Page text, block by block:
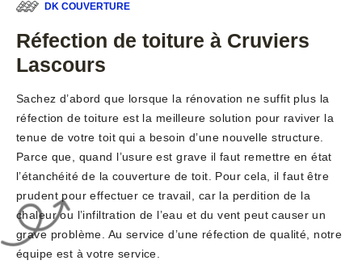
DK COUVERTURE
Réfection de toiture à Cruviers
Lascours
Sachez d’abord que lorsque la rénovation ne suffit plus la
réfection de toiture est la meilleure solution pour raviver la
tenue de votre toit qui a besoin d’une nouvelle structure.
Parce que, quand l’usure est grave il faut remettre en état
l’étanchéité de la couverture de toit. Pour cela, il faut être
prudent pour effectuer ce travail, car la perdition de la
chaleur ou l’infiltration de l’eau et du vent peut causer un
grave problème. Au service d’une réfection de qualité, notre
équipe est à votre service.